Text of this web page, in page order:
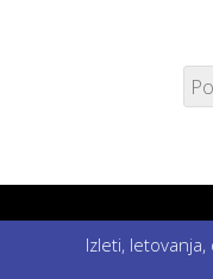
Izleti,